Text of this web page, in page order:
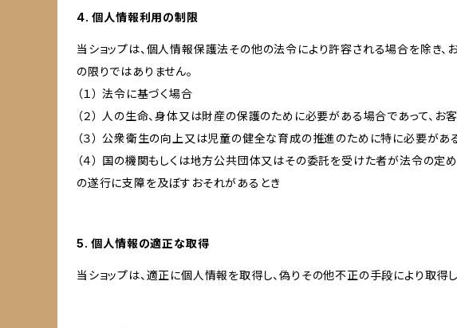
4. 個人情報利用の制限
当ショップは、個人情報保護法その他の法令により許容される場合を除き
の限りではありません。
（１） 法令に基づく場合
（２） 人の生命、身体又は財産の保護のために必要がある場合であって、
（３） 公衆衛生の向上又は児童の健全な育成の推進のために特に必要があ
（４） 国の機関もしくは地方公共団体又はその委託を受けた者が法令の
の遂行に支障を及ぼすおそれがあるとき
5. 個人情報の適正な取得
当ショップは、適正に個人情報を取得し、偽りその他不正の手段により取得し